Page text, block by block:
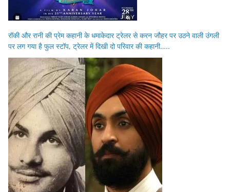
रॉकी और रानी की प्रेम कहानी के धमाकेदार ट्रेलर से करन जौहर पर उठने वाली उंगली
पर लग गया है फुल स्टॉप, ट्रेलर में दिखी दो परिवार की कहानी…..